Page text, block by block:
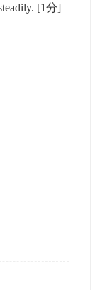
[1分]